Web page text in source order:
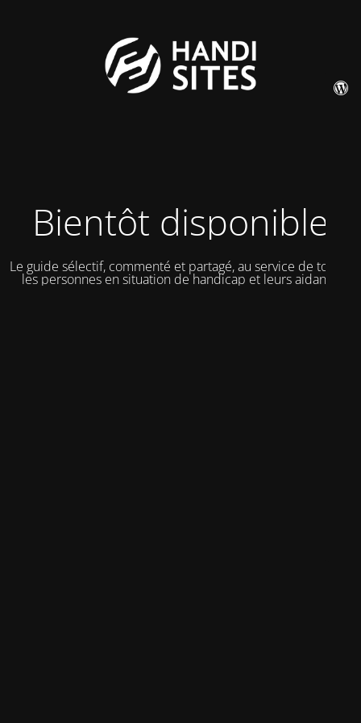
Bientôt disponible
Le guide sélectif, commenté et partagé, au service de toutes
les personnes en situation de handicap et leurs aidants.